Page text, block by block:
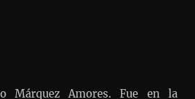
Márquez Amores. Fue en la